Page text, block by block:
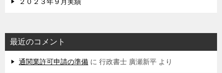
最近のコメント
通関業許可申請の準備 に 行政書士 廣瀬新平 より